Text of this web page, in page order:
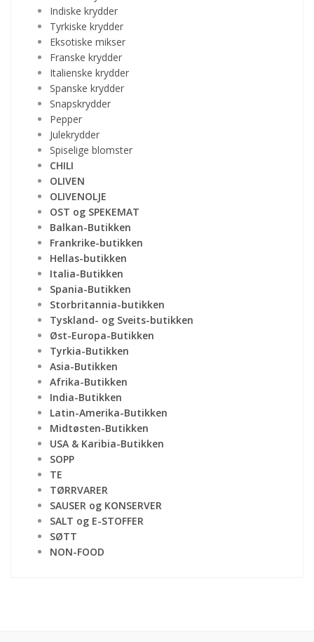
Indiske krydder
Tyrkiske krydder
Eksotiske mikser
Franske krydder
Italienske krydder
Spanske krydder
Snapskrydder
Pepper
Julekrydder
Spiselige blomster
CHILI
OLIVEN
OLIVENOLJE
OST og SPEKEMAT
Balkan-Butikken
Frankrike-butikken
Hellas-butikken
Italia-Butikken
Spania-Butikken
Storbritannia-butikken
Tyskland- og Sveits-butikken
Øst-Europa-Butikken
Tyrkia-Butikken
Asia-Butikken
Afrika-Butikken
India-Butikken
Latin-Amerika-Butikken
Midtøsten-Butikken
USA & Karibia-Butikken
SOPP
TE
TØRRVARER
SAUSER og KONSERVER
SALT og E-STOFFER
SØTT
NON-FOOD